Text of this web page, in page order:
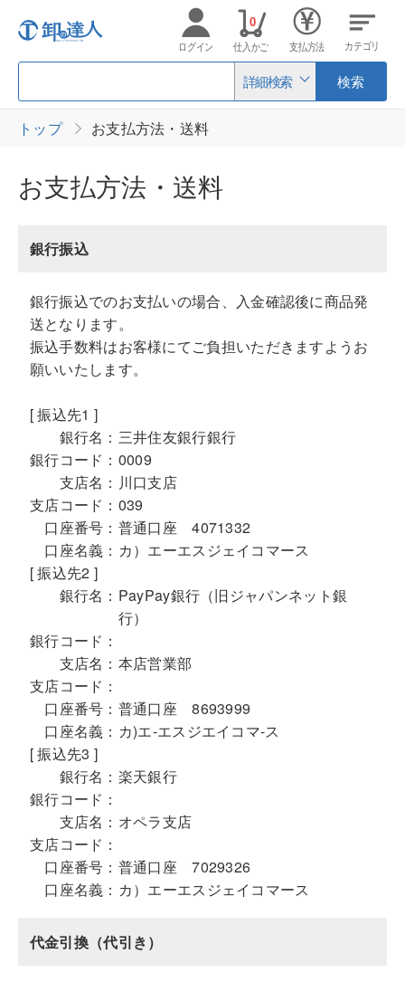
詳細検索 検索
ログイン 仕入かご
0
支払方法 カテゴリ
トップ お支払方法・送料
お支払方法・送料
銀行振込
銀行振込でのお支払いの場合、入金確認後に商品発
送となります。
振込手数料はお客様にてご負担いただきますようお
願いいたします。
[ 振込先1 ]
銀行名： 三井住友銀行銀行
銀行コード： 0009
支店名： 川口支店
支店コード： 039
口座番号： 普通口座 4071332
口座名義： カ）エーエスジェイコマース
[ 振込先2 ]
銀行名： PayPay銀行（旧ジャパンネット銀
行）
銀行コード：
支店名： 本店営業部
支店コード：
口座番号： 普通口座 8693999
口座名義： カ)エ-エスジエイコマ-ス
[ 振込先3 ]
銀行名： 楽天銀行
銀行コード：
支店名： オペラ支店
支店コード：
口座番号： 普通口座 7029326
口座名義： カ）エーエスジェイコマース
代金引換（代引き）